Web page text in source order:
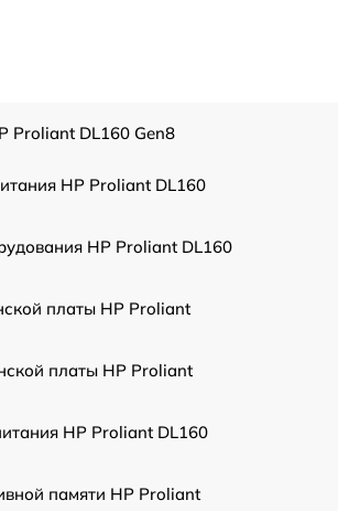
Proliant DL160 Gen8
HP Proliant DL160
HP Proliant DL160
платы HP Proliant
платы HP Proliant
HP Proliant DL160
памяти HP Proliant